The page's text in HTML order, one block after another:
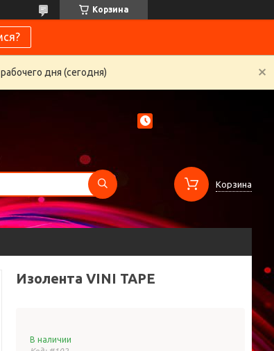
Корзина
дня (сегодня)
Корзина
Изолента VINI TAPE
В наличии